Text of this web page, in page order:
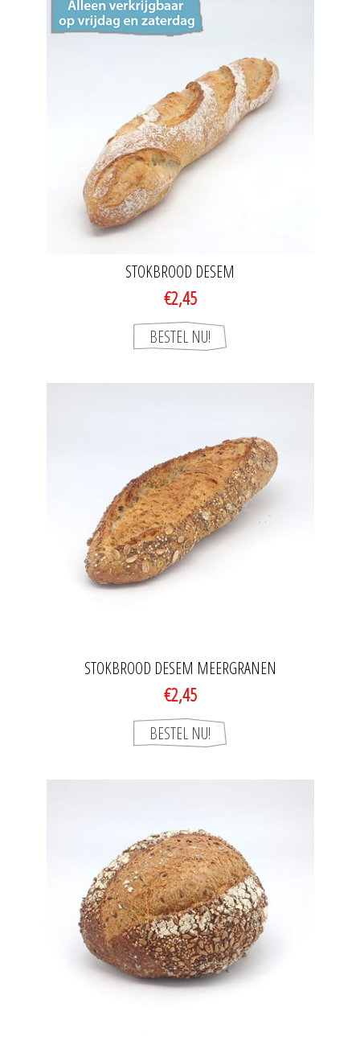
STOKBROOD DESEM
€2,45
STOKBROOD DESEM MEERGRANEN
€2,45